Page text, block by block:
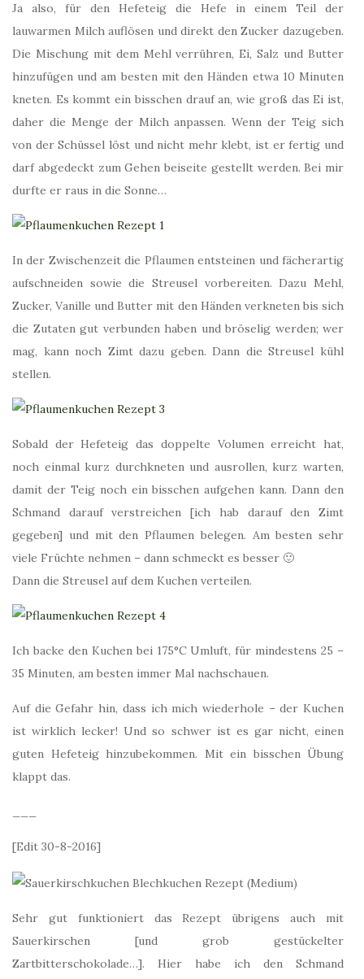
Ja also, für den Hefeteig die Hefe in einem Teil der
lauwarmen Milch auflösen und direkt den Zucker dazugeben.
Die Mischung mit dem Mehl verrühren, Ei, Salz und Butter
hinzufügen und am besten mit den Händen etwa 10 Minuten
kneten. Es kommt ein bisschen drauf an, wie groß das Ei ist,
daher die Menge der Milch anpassen. Wenn der Teig sich
von der Schüssel löst und nicht mehr klebt, ist er fertig und
darf abgedeckt zum Gehen beiseite gestellt werden. Bei mir
durfte er raus in die Sonne…
In der Zwischenzeit die Pflaumen entsteinen und fächerartig
aufschneiden sowie die Streusel vorbereiten. Dazu Mehl,
Zucker, Vanille und Butter mit den Händen verkneten bis sich
die Zutaten gut verbunden haben und bröselig werden; wer
mag, kann noch Zimt dazu geben. Dann die Streusel kühl
stellen.
Sobald der Hefeteig das doppelte Volumen erreicht hat,
noch einmal kurz durchkneten und ausrollen, kurz warten,
damit der Teig noch ein bisschen aufgehen kann. Dann den
Schmand darauf verstreichen [ich hab darauf den Zimt
gegeben] und mit den Pflaumen belegen. Am besten sehr
viele Früchte nehmen – dann schmeckt es besser 🙂
Dann die Streusel auf dem Kuchen verteilen.
Ich backe den Kuchen bei 175°C Umluft, für mindestens 25 –
35 Minuten, am besten immer Mal nachschauen.
Auf die Gefahr hin, dass ich mich wiederhole – der Kuchen
ist wirklich lecker! Und so schwer ist es gar nicht, einen
guten Hefeteig hinzubekommen. Mit ein bisschen Übung
klappt das.
[Edit 30-8-2016]
Sehr gut funktioniert das Rezept übrigens auch mit
Sauerkirschen [und grob gestückelter
Zartbitterschokolade…]. Hier habe ich den Schmand